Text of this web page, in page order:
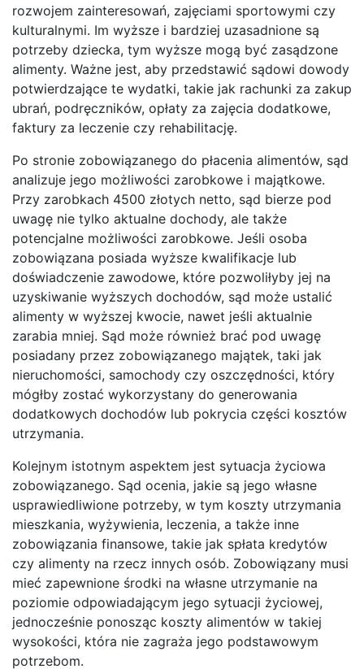
rozwojem zainteresowań, zajęciami sportowymi czy
kulturalnymi. Im wyższe i bardziej uzasadnione są
potrzeby dziecka, tym wyższe mogą być zasądzone
alimenty. Ważne jest, aby przedstawić sądowi dowody
potwierdzające te wydatki, takie jak rachunki za zakup
ubrań, podręczników, opłaty za zajęcia dodatkowe,
faktury za leczenie czy rehabilitację.
Po stronie zobowiązanego do płacenia alimentów, sąd
analizuje jego możliwości zarobkowe i majątkowe.
Przy zarobkach 4500 złotych netto, sąd bierze pod
uwagę nie tylko aktualne dochody, ale także
potencjalne możliwości zarobkowe. Jeśli osoba
zobowiązana posiada wyższe kwalifikacje lub
doświadczenie zawodowe, które pozwoliłyby jej na
uzyskiwanie wyższych dochodów, sąd może ustalić
alimenty w wyższej kwocie, nawet jeśli aktualnie
zarabia mniej. Sąd może również brać pod uwagę
posiadany przez zobowiązanego majątek, taki jak
nieruchomości, samochody czy oszczędności, który
mógłby zostać wykorzystany do generowania
dodatkowych dochodów lub pokrycia części kosztów
utrzymania.
Kolejnym istotnym aspektem jest sytuacja życiowa
zobowiązanego. Sąd ocenia, jakie są jego własne
usprawiedliwione potrzeby, w tym koszty utrzymania
mieszkania, wyżywienia, leczenia, a także inne
zobowiązania finansowe, takie jak spłata kredytów
czy alimenty na rzecz innych osób. Zobowiązany musi
mieć zapewnione środki na własne utrzymanie na
poziomie odpowiadającym jego sytuacji życiowej,
jednocześnie ponosząc koszty alimentów w takiej
wysokości, która nie zagraża jego podstawowym
potrzebom.